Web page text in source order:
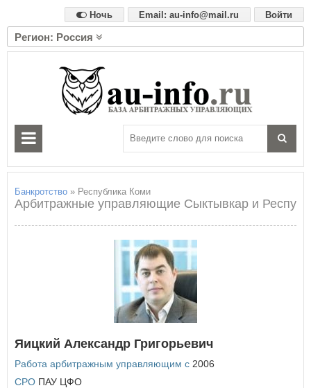
Войти
Email: au-info@mail.ru
Ночь
Регион: Россия
Алтайский край
Амурская область
Архангельская область
Астраханская область
Б
Белгородская область
Волгоградская область
Воронежская область
Еврейская автономная область
З
Забайкальский край
Банкротство » Республика Коми
Арбитражные управляющие Сыктывкар и
Яицкий Александр Григорьевич
Работа арбитражным управляющим с 2006
СРО ПАУ ЦФО